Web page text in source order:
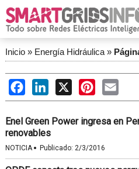
Inicio» Energía Hidráulica»
FacebookLinkedIn
X PinterestEmail
Enel Green Power ingresa en
renovables
NOTICIA· Publicado: 2/3/2016